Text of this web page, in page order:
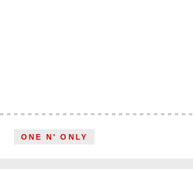
ONE N' ONLY